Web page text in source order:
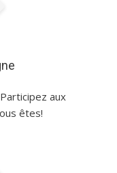
aux
êtes!